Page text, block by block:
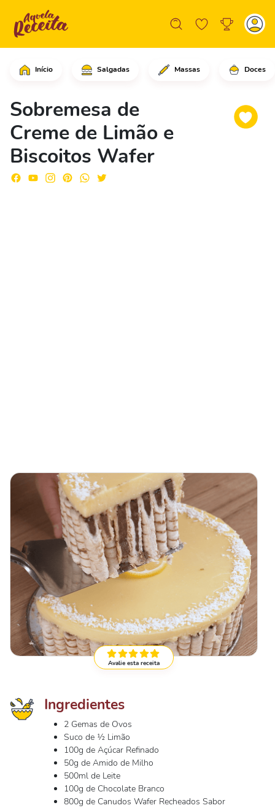
Início Salgadas Massas Doces
Sobremesa de
Creme de Limão e
Biscoitos Wafer
Em uma panela grande, adicione
Avalie esta receita
Ingredientes
2 Gemas de Ovos
Suco de ½ Limão
100g de Açúcar Refinado
50g de Amido de Milho
500ml de Leite
100g de Chocolate Branco
800g de Canudos Wafer Recheados Sabor